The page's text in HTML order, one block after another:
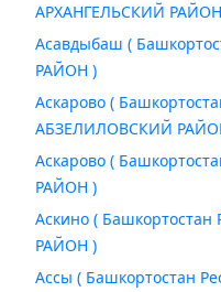
АРХАНГЕЛЬСКИЙ
Асавдыбаш (
РАЙОН )
Аскарово (
АБЗЕЛИЛОВСКИЙ
Аскарово (
РАЙОН )
Аскино (
РАЙОН )
Ассы ( Башкортостан